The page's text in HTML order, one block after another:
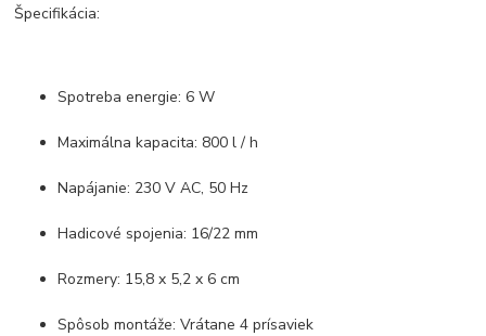
Špecifikácia:
Spotreba energie: 6 W
Maximálna kapacita: 800 l / h
Napájanie: 230 V AC, 50 Hz
Hadicové spojenia: 16/22 mm
Rozmery: 15,8 x 5,2 x 6 cm
Spôsob montáže: Vrátane 4 prísaviek